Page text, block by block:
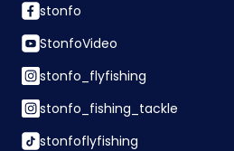
stonfo
StonfoVideo
stonfo_flyfishing
stonfo_fishing_tackle
stonfoflyfishing